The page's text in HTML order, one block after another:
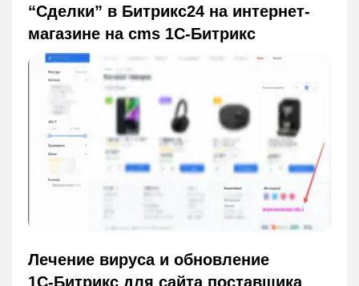
“Сделки” в Битрикс24 на интернет-
магазине на cms 1С-Битрикс
Лечение вируса и обновление
1С‑Битрикс для сайта поставщика